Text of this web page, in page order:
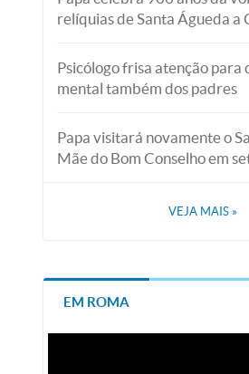
relíquias de Santa Águeda a
Psicólogo frisa atenção para
mental também dos padres
Papa visitará novamente o
Mãe do Bom Conselho em
VEJA MAIS »
EM ROMA